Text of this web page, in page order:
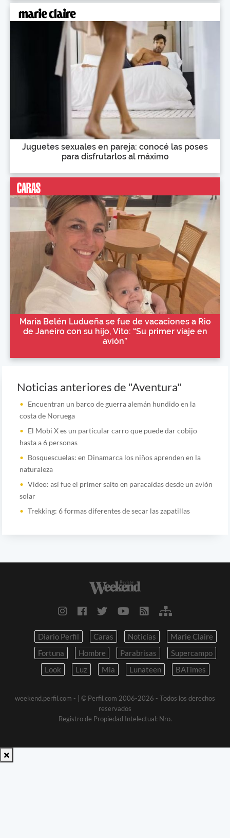
Juguetes sexuales en pareja: conocé las poses
para disfrutarlos al máximo
María Belén Ludueña se fue de vacaciones a Rio
de Janeiro con su hijo, Vito: “Su primer viaje en
avión”
Noticias anteriores de "Aventura"
Encuentran un barco de guerra alemán hundido en la
costa de Noruega
El Mobi X es un particular carro que puede dar cobijo
hasta a 6 personas
Bosquescuelas: en Dinamarca los niños aprenden en la
naturaleza
Video: así fue el primer salto en paracaídas desde un avión
solar
Trekking: 6 formas diferentes de secar las zapatillas
Diario Perfil Caras Noticias
Marie Claire
Fortuna
Hombre Parabrisas
Supercampo
Look
Luz Mia Lunateen BATimes
weekend.perfil.com -
| © Perfil.com 2006-2026 - Todos los derechos
reservados
Registro de Propiedad Intelectual: Nro.